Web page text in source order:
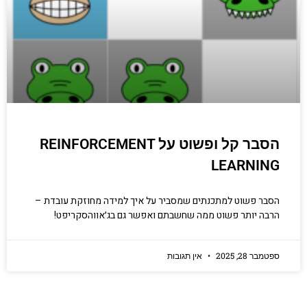
הסבר קל ופשוט על REINFORCEMENT
LEARNING
הסבר פשוט למתכנתים שמסביר על איך למידה מחוזקת עובדת –
הרבה יותר פשוט ממה שחשבתם ואפשר גם בג׳אווהסקריפט!
ספטמבר 28, 2025 אין תגובות